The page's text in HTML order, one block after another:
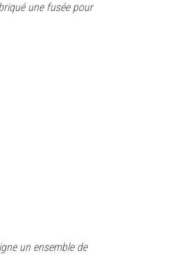
une fusée pour
un ensemble de